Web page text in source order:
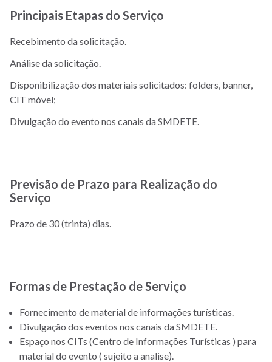
Principais Etapas do Serviço
Recebimento da solicitação.
Análise da solicitação.
Disponibilização dos materiais solicitados: folders, banner,
CIT móvel;
Divulgação do evento nos canais da SMDETE.
Previsão de Prazo para Realização do
Serviço
Prazo de 30 (trinta) dias.
Formas de Prestação de Serviço
Fornecimento de material de informações turísticas.
Divulgação dos eventos nos canais da SMDETE.
Espaço nos CITs (Centro de Informações Turísticas ) para
material do evento ( sujeito a analise).